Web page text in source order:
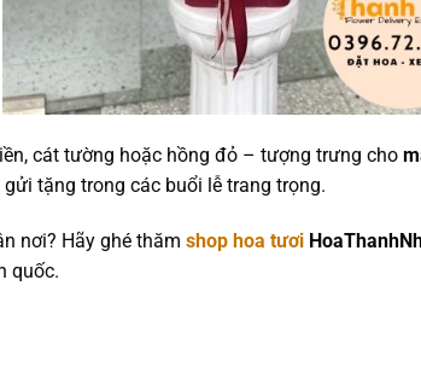
cát tường hoặc hồng đỏ – tượng trưng cho
tặng trong các buổi lễ trang trọng.
nơi? Hãy ghé thăm shop hoa tươi
quốc.